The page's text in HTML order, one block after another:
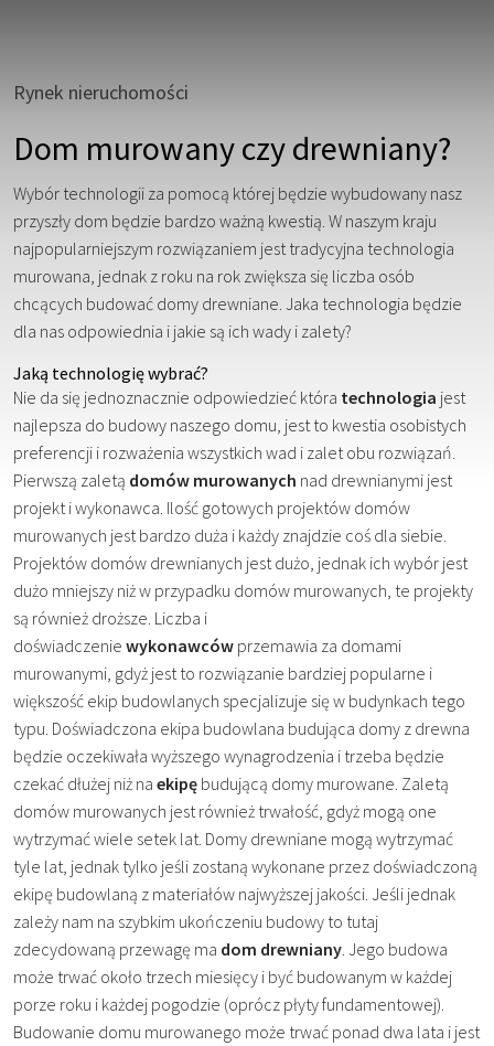
Rynek nieruchomości
Dom murowany czy drewniany?
Wybór technologii za pomocą której będzie wybudowany nasz
przyszły dom będzie bardzo ważną kwestią. W naszym kraju
najpopularniejszym rozwiązaniem jest tradycyjna technologia
murowana, jednak z roku na rok zwiększa się liczba osób
chcących budować domy drewniane. Jaka technologia będzie
dla nas odpowiednia i jakie są ich wady i zalety?
Jaką technologię wybrać?
Nie da się jednoznacznie odpowiedzieć która technologia jest
najlepsza do budowy naszego domu, jest to kwestia osobistych
preferencji i rozważenia wszystkich wad i zalet obu rozwiązań.
Pierwszą zaletą domów murowanych nad drewnianymi jest
projekt i wykonawca. Ilość gotowych projektów domów
murowanych jest bardzo duża i każdy znajdzie coś dla siebie.
Projektów domów drewnianych jest dużo, jednak ich wybór jest
dużo mniejszy niż w przypadku domów murowanych, te projekty
są również droższe. Liczba i
doświadczenie wykonawców przemawia za domami
murowanymi, gdyż jest to rozwiązanie bardziej popularne i
większość ekip budowlanych specjalizuje się w budynkach tego
typu. Doświadczona ekipa budowlana budująca domy z drewna
będzie oczekiwała wyższego wynagrodzenia i trzeba będzie
czekać dłużej niż na ekipę budującą domy murowane. Zaletą
domów murowanych jest również trwałość, gdyż mogą one
wytrzymać wiele setek lat. Domy drewniane mogą wytrzymać
tyle lat, jednak tylko jeśli zostaną wykonane przez doświadczoną
ekipę budowlaną z materiałów najwyższej jakości. Jeśli jednak
zależy nam na szybkim ukończeniu budowy to tutaj
zdecydowaną przewagę ma dom drewniany. Jego budowa
może trwać około trzech miesięcy i być budowanym w każdej
porze roku i każdej pogodzie (oprócz płyty fundamentowej).
Budowanie domu murowanego może trwać ponad dwa lata i jest